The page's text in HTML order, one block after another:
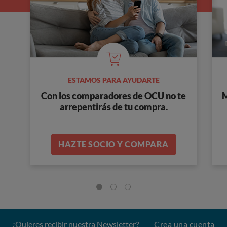
ESTAMOS PARA AYUDARTE
Con los comparadores de OCU no te
arrepentirás de tu compra.
HAZTE SOCIO Y COMPARA
¿Quieres recibir nuestra Newsletter? Crea una cuenta